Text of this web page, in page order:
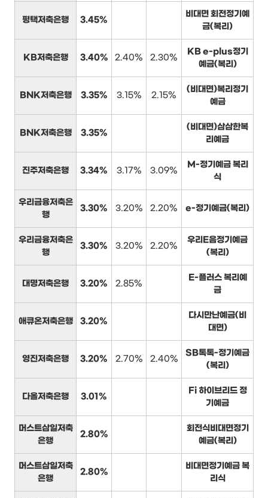
평택저축은행 3.45%
비대면 회전정기예
금(복리)
KB저축은행 3.40% 2.40% 2.30%
KB e-plus정기
예금(복리)
BNK저축은행 3.35% 3.15% 2.15%
(비대면)복리정기
예금
BNK저축은행 3.35%
(비대면)삼삼한복
리예금
진주저축은행 3.34% 3.17% 3.09%
M-정기예금 복리
식
우리금융저축은
행
3.30% 3.20% 2.20% e-정기예금(복리)
우리금융저축은
행
3.30% 3.20% 2.20%
우리E음정기예금
(복리)
대명저축은행 3.20% 2.85%
E-플러스 복리예
금
애큐온저축은행 3.20%
다시만난예금(비
대면)
영진저축은행 3.20% 2.70% 2.40%
SB톡톡-정기예금
(복리)
다올저축은행 3.01%
Fi 하이브리드 정
기예금
머스트삼일저축
은행
2.80%
회전식비대면정기
예금(복리)
머스트삼일저축
은행
2.80%
비대면정기예금 복
리식